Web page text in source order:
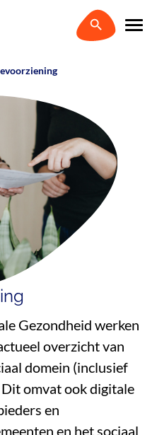
Gezondheid werken
overzicht van
domein (inclusief
omvat ook digitale
en
en het sociaal